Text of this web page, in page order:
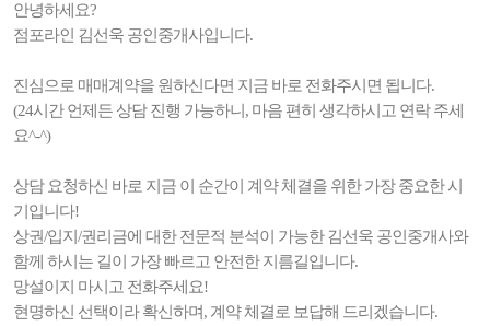
안녕하세요?
점포라인 김선욱 공인중개사입니다.
진심으로 매매계약을 원하신다면 지금 바로 전화주시면 됩니다.
(24시간 언제든 상담 진행 가능하니, 마음 편히 생각하시고 연락 주세
요^-^)
상담 요청하신 바로 지금 이 순간이 계약 체결을 위한 가장 중요한 시
기입니다!
상권/입지/권리금에 대한 전문적 분석이 가능한 김선욱 공인중개사와
함께 하시는 길이 가장 빠르고 안전한 지름길입니다.
망설이지 마시고 전화주세요!
현명하신 선택이라 확신하며, 계약 체결로 보답해 드리겠습니다.